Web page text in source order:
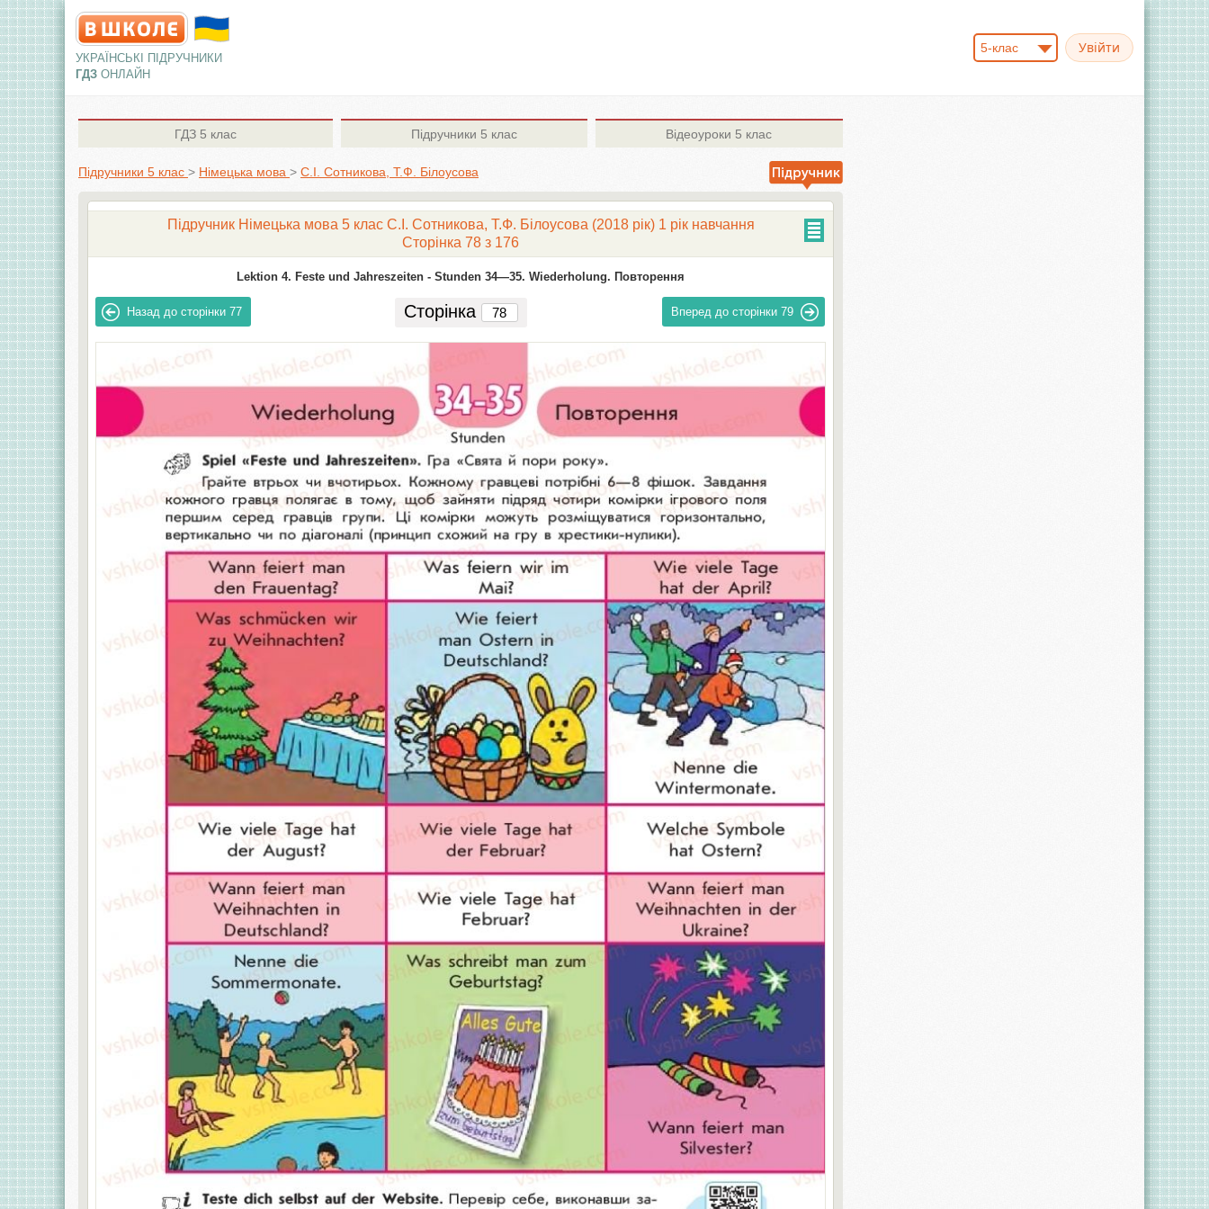
УКРАЇНСЬКІ ПІДРУЧНИКИ
ГДЗ ОНЛАЙН
5-клас
ГДЗ 5 клас Підручники 5 клас Відеоуроки 5 клас
Підручники 5 клас > Німецька мова > С.І. Сотникова, Т.Ф. Білоусова
Підручник Німецька мова 5 клас С.І. Сотникова, Т.Ф. Білоусова (2018 рік) 1 рік навчання
Сторінка 78 з 176
Lektion 4. Feste und Jahreszeiten - Stunden 34—35. Wiederholung. Повторення
Назад до сторінки 77 Сторінка Вперед до сторінки 79